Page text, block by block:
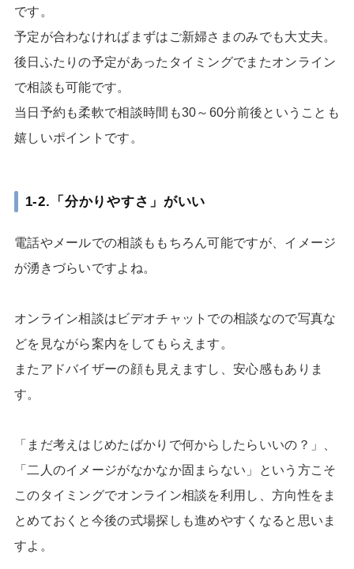
です。
予定が合わなければまずはご新婦さまのみでも大丈夫。
後日ふたりの予定があったタイミングでまたオンライン
で相談も可能です。
当日予約も柔軟で相談時間も30～60分前後ということも
嬉しいポイントです。
1-2.「分かりやすさ」がいい
電話やメールでの相談ももちろん可能ですが、イメージ
が湧きづらいですよね。
オンライン相談はビデオチャットでの相談なので写真な
どを見ながら案内をしてもらえます。
またアドバイザーの顔も見えますし、安心感もありま
す。
「まだ考えはじめたばかりで何からしたらいいの？」、
「二人のイメージがなかなか固まらない」という方こそ
このタイミングでオンライン相談を利用し、方向性をま
とめておくと今後の式場探しも進めやすくなると思いま
すよ。